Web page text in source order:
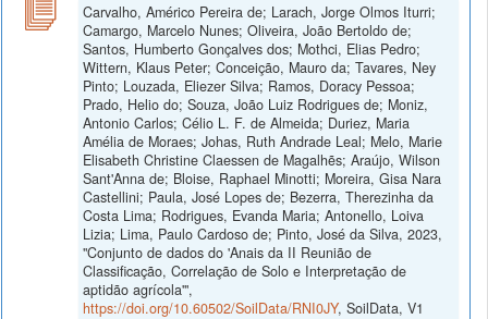
Carvalho, Américo Pereira de; Larach, Jorge Olmos Iturri;
Camargo, Marcelo Nunes; Oliveira, João Bertoldo de;
Santos, Humberto Gonçalves dos; Mothci, Elias Pedro;
Wittern, Klaus Peter; Conceição, Mauro da; Tavares, Ney
Pinto; Louzada, Eliezer Silva; Ramos, Doracy Pessoa;
Prado, Helio do; Souza, João Luiz Rodrigues de; Moniz,
Antonio Carlos; Célio L. F. de Almeida; Duriez, Maria
Amélia de Moraes; Johas, Ruth Andrade Leal; Melo, Marie
Elisabeth Christine Claessen de Magalhẽs; Araújo, Wilson
Sant'Anna de; Bloise, Raphael Minotti; Moreira, Gisa Nara
Castellini; Paula, José Lopes de; Bezerra, Therezinha da
Costa Lima; Rodrigues, Evanda Maria; Antonello, Loiva
Lizia; Lima, Paulo Cardoso de; Pinto, José da Silva, 2023,
"Conjunto de dados do 'Anais da II Reunião de
Classificação, Correlação de Solo e Interpretação de
aptidão agrícola'",
https://doi.org/10.60502/SoilData/RNI0JY, SoilData, V1